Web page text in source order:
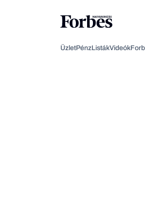
ÜzletPénzListákVideók